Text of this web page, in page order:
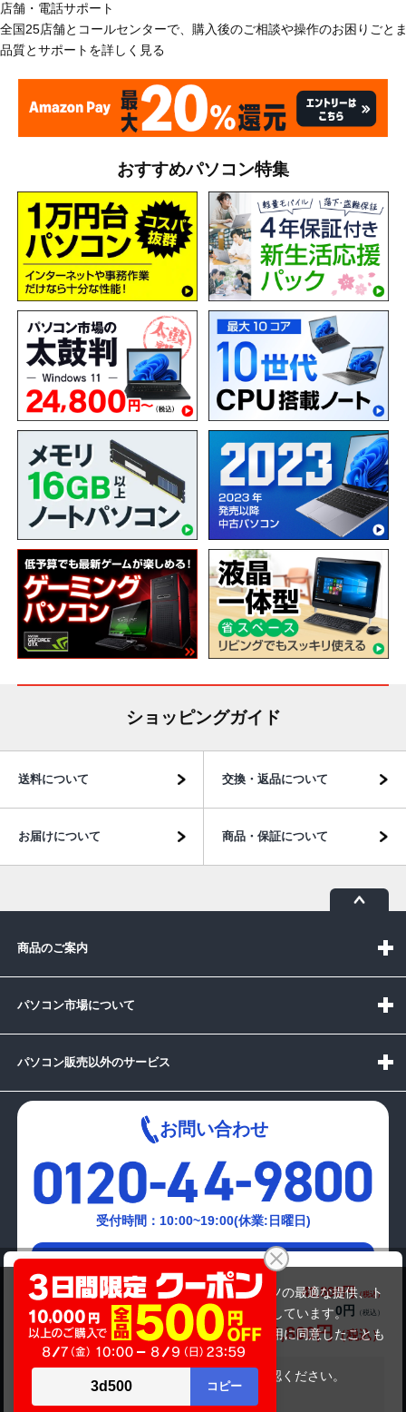
商品価格(税込) 46,800円
オプション小計価格(税込)
0円
商品合計価格(税込)
46,800円
在庫がありません
店舗・電話サポート
全国25店舗とコールセンターで、購入後のご相談や操作のお困りごと
品質とサポートを詳しく見る
おすすめパソコン特集
ショッピングガイド
送料について 交換・返品について
お届けについて 商品・保証について
商品のご案内
パソコン市場について
パソコン販売以外のサービス
お問い合わせ
受付時間：10:00~19:00(休業:日曜日)
メールでの
お問い合わせはこちら
当サイトでは利用体験の向上およびコンテンツの最適な提供、ト
ラフィックの分析を目的としてCookieを使用しています。
サイトの閲覧を継続された場合、Cookieの利用に同意したことも
のといたします。
をご確認ください。
承諾する